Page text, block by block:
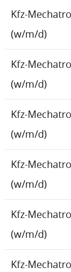
Kfz-
(w/m/d)
Kfz-
(w/m/d)
Kfz-
(w/m/d)
Kfz-
(w/m/d)
Kfz-
(w/m/d)
Kfz-